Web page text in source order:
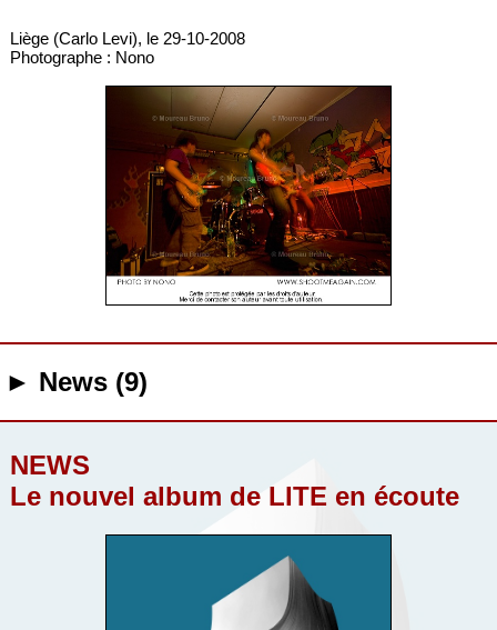
Liège (Carlo Levi), le 29-10-2008
Photographe : Nono
► News (9)
NEWS
Le nouvel album de LITE en écoute